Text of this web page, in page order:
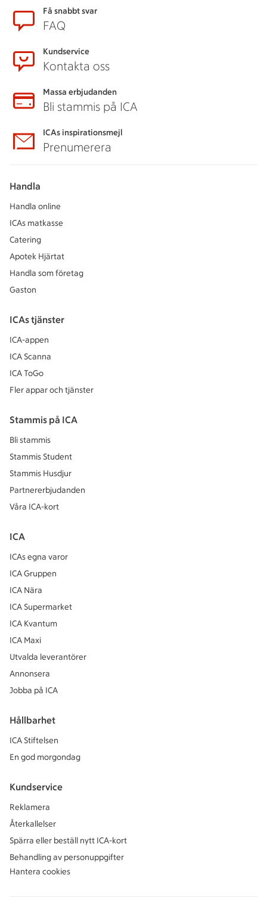
SidfotFå snabbt svar
FAQ
Kundservice
Kontakta oss
Massa erbjudanden
Bli stammis på ICA
ICAs inspirationsmejl
Prenumerera
Handla
Handla online
ICAs matkasse
Catering
Apotek Hjärtat
Handla som företag
Gaston
ICAs tjänster
ICA-appen
ICA Scanna
ICA ToGo
Fler appar och tjänster
Stammis på ICA
Bli stammis
Stammis Student
Stammis Husdjur
Partnererbjudanden
Våra ICA-kort
ICA
ICAs egna varor
ICA Gruppen
ICA Nära
ICA Supermarket
ICA Kvantum
ICA Maxi
Utvalda leverantörer
Annonsera
Jobba på ICA
Hållbarhet
ICA Stiftelsen
En god morgondag
Kundservice
Reklamera
Återkallelser
Spärra eller beställ nytt ICA-kort
Behandling av personuppgifter
Hantera cookies